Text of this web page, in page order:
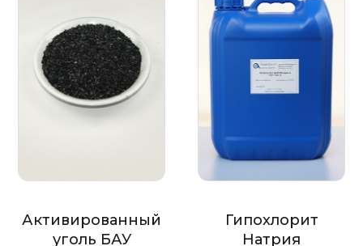
Активированный
уголь БАУ
Гипохлорит
Натрия